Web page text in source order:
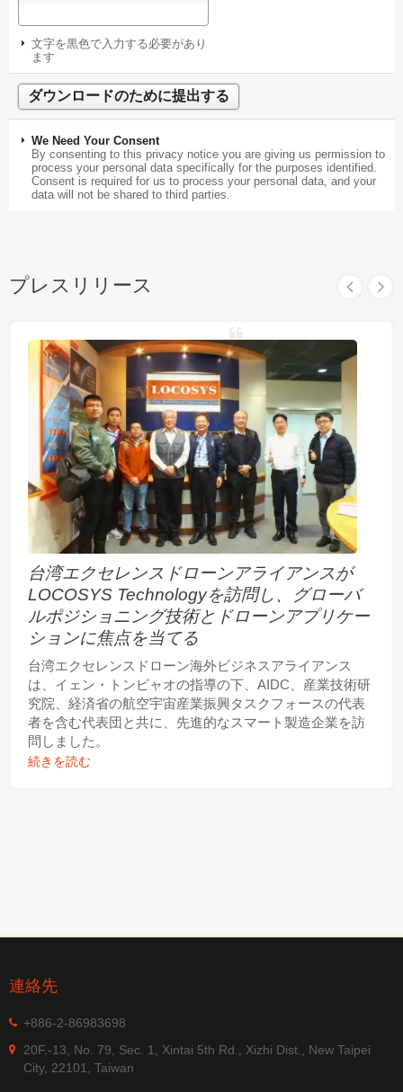
文字を黒色で入力する必要があり
ます
We Need Your Consent
By consenting to this privacy notice you are giving us permission to
process your personal data specifically for the purposes identified.
Consent is required for us to process your personal data, and your
data will not be shared to third parties.
プレスリリース
台湾エクセレンスドローンアライアンスが
LOCOSYS Technologyを訪問し、グローバ
ルポジショニング技術とドローンアプリケー
ションに焦点を当てる
台湾エクセレンスドローン海外ビジネスアライアンス
は、イェン・トンピャオの指導の下、AIDC、産業技術研
究院、経済省の航空宇宙産業振興タスクフォースの代表
者を含む代表団と共に、先進的なスマート製造企業を訪
問しました。
続きを読む
連絡先
+886-2-86983698
20F.-13, No. 79, Sec. 1, Xintai 5th Rd., Xizhi Dist., New Taipei
City, 22101, Taiwan